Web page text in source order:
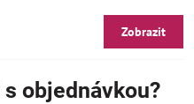
Zobrazit
objednávkou?